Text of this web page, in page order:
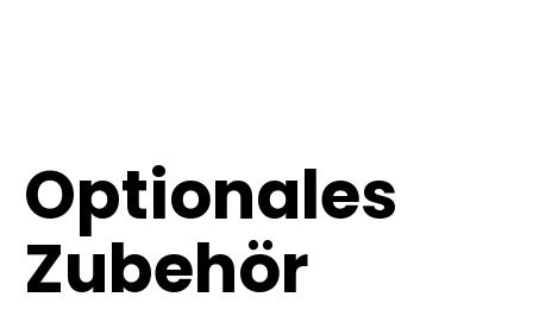
Optionales
Zubehör